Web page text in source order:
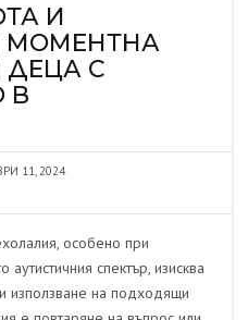
И
МОМЕНТНА
ДЕЦА С
В
11, 2024
особено при
аутистичния спектър, изисква
използване на подходящи